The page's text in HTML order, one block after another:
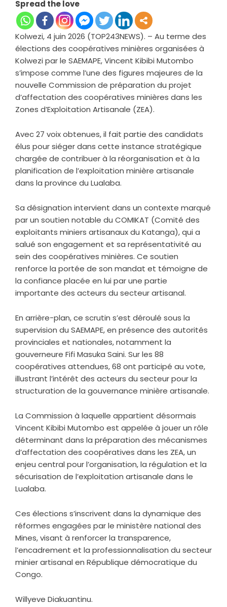
Spread the love
Kolwezi, 4 juin 2026 (TOP243NEWS). – Au terme des
élections des coopératives minières organisées à
Kolwezi par le SAEMAPE, Vincent Kibibi Mutombo
s’impose comme l’une des figures majeures de la
nouvelle Commission de préparation du projet
d’affectation des coopératives minières dans les
Zones d’Exploitation Artisanale (ZEA).
Avec 27 voix obtenues, il fait partie des candidats
élus pour siéger dans cette instance stratégique
chargée de contribuer à la réorganisation et à la
planification de l’exploitation minière artisanale
dans la province du Lualaba.
Sa désignation intervient dans un contexte marqué
par un soutien notable du COMIKAT (Comité des
exploitants miniers artisanaux du Katanga), qui a
salué son engagement et sa représentativité au
sein des coopératives minières. Ce soutien
renforce la portée de son mandat et témoigne de
la confiance placée en lui par une partie
importante des acteurs du secteur artisanal.
En arrière-plan, ce scrutin s’est déroulé sous la
supervision du SAEMAPE, en présence des autorités
provinciales et nationales, notamment la
gouverneure Fifi Masuka Saini. Sur les 88
coopératives attendues, 68 ont participé au vote,
illustrant l’intérêt des acteurs du secteur pour la
structuration de la gouvernance minière artisanale.
La Commission à laquelle appartient désormais
Vincent Kibibi Mutombo est appelée à jouer un rôle
déterminant dans la préparation des mécanismes
d’affectation des coopératives dans les ZEA, un
enjeu central pour l’organisation, la régulation et la
sécurisation de l’exploitation artisanale dans le
Lualaba.
Ces élections s’inscrivent dans la dynamique des
réformes engagées par le ministère national des
Mines, visant à renforcer la transparence,
l’encadrement et la professionnalisation du secteur
minier artisanal en République démocratique du
Congo.
Willyeve Diakuantinu.